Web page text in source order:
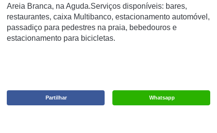
Areia Branca, na Aguda.Serviços disponíveis: bares,
restaurantes, caixa Multibanco, estacionamento automóvel,
passadiço para pedestres na praia, bebedouros e
estacionamento para bicicletas.
Whatsapp
Partilhar